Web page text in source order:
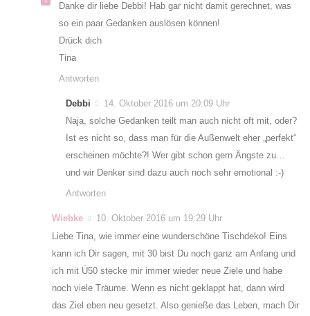
Danke dir liebe Debbi! Hab gar nicht damit gerechnet, was
so ein paar Gedanken auslösen können!
Drück dich
Tina
Antworten
Debbi
14. Oktober 2016 um 20:09 Uhr
Naja, solche Gedanken teilt man auch nicht oft mit, oder?
Ist es nicht so, dass man für die Außenwelt eher „perfekt“
erscheinen möchte?! Wer gibt schon gern Ängste zu…
und wir Denker sind dazu auch noch sehr emotional :-)
Antworten
Wiebke
10. Oktober 2016 um 19:29 Uhr
Liebe Tina, wie immer eine wunderschöne Tischdeko! Eins
kann ich Dir sagen, mit 30 bist Du noch ganz am Anfang und
ich mit Ü50 stecke mir immer wieder neue Ziele und habe
noch viele Träume. Wenn es nicht geklappt hat, dann wird
das Ziel eben neu gesetzt. Also genieße das Leben, mach Dir